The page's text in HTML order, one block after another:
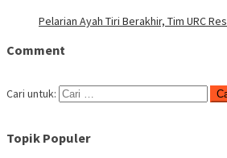
Pelarian Ayah Tiri Berakhir, Tim URC
Comment
Cari untuk:
Topik Populer